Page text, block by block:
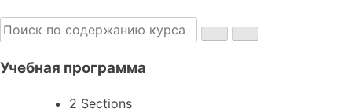
Учебная программа
2 Sections